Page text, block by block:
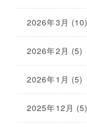
2026年3月 (10)
2026年2月 (5)
2026年1月 (5)
2025年12月 (5)